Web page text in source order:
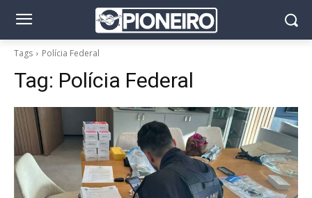
Tags Polícia Federal
Tag: Polícia Federal